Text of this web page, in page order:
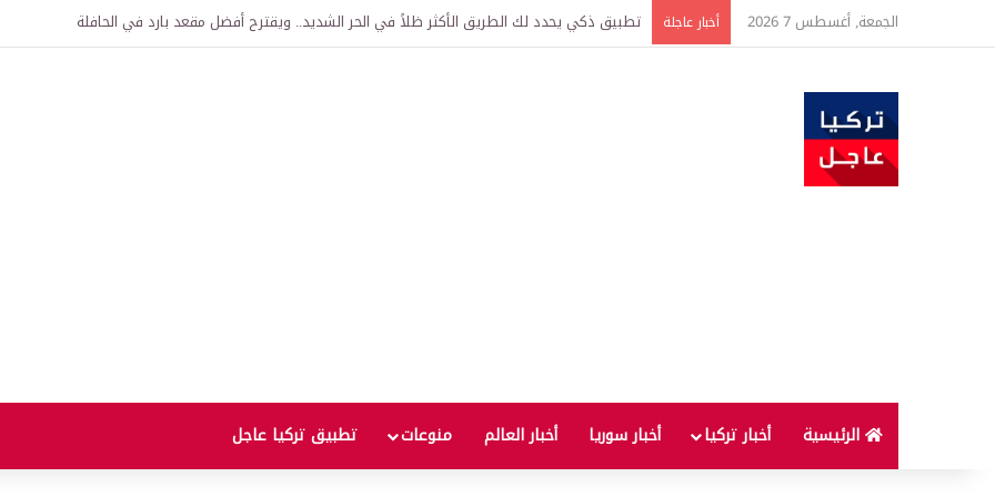
الجمعة, أغسطس 7 2026 أخبار عاجلة تركيا وسوريا توقعان اتفاقية لإنشاء “الجامعة السورية التركية” في دمشق.. منح دراسية واعتراف بالشهادات
الرئيسية أخبار تركيا أخبار سوريا أخبار العالم منوعات تطبيق تركيا عاجل